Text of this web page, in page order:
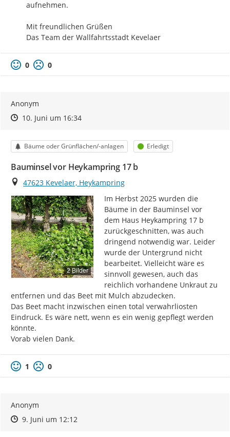
aufnehmen.
Mit freundlichen Grüßen
Das Team der Wallfahrtsstadt Kevelaer
0 0
Anonym
Zeitpunkt des Erstellens
Zeitpunkt des Erstellens
10. Juni um 16:34Zur Äußerung
Kategorie
Bäume oder Grünflächen/-anlagen Status
Erledigt
Bauminsel vor Heykampring 17 b
Ort
47623 Kevelaer, Heykampring
2 Bilder
Im Herbst 2025 wurden die
Bäume in der Bauminsel vor
dem Haus Heykampring 17 b
zurückgeschnitten, was auch
dringend notwendig war. Leider
wurde der Untergrund nicht
bearbeitet. Vielleicht wäre es
sinnvoll gewesen, auch das
reichlich vorhandene Unkraut zu
entfernen und das Beet mit Mulch abzudecken.
Das Beet macht inzwischen einen total verwahrliosten
Eindruck. Es wäre nett, wenn es ein wenig gepflegt werden
könnte.
Vorab vielen Dank.
1 0
Anonym
Zeitpunkt des Erstellens
Zeitpunkt des Erstellens
9. Juni um 12:12Zur Äußerung